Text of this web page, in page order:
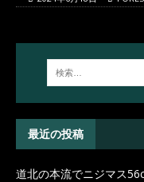
最近の投稿
道北の本流でニジマス